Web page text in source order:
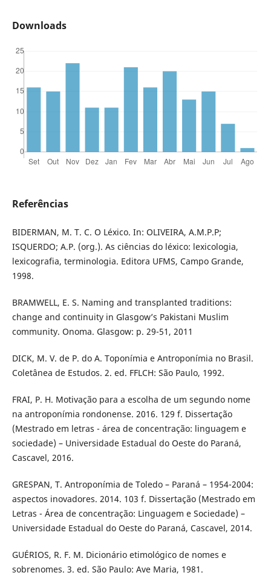
Downloads
Referências
BIDERMAN, M. T. C. O Léxico. In: OLIVEIRA, A.M.P.P;
ISQUERDO; A.P. (org.). As ciências do léxico: lexicologia,
lexicografia, terminologia. Editora UFMS, Campo Grande,
1998.
BRAMWELL, E. S. Naming and transplanted traditions:
change and continuity in Glasgow’s Pakistani Muslim
community. Onoma. Glasgow: p. 29-51, 2011
DICK, M. V. de P. do A. Toponímia e Antroponímia no Brasil.
Coletânea de Estudos. 2. ed. FFLCH: São Paulo, 1992.
FRAI, P. H. Motivação para a escolha de um segundo nome
na antroponímia rondonense. 2016. 129 f. Dissertação
(Mestrado em letras - área de concentração: linguagem e
sociedade) – Universidade Estadual do Oeste do Paraná,
Cascavel, 2016.
GRESPAN, T. Antroponímia de Toledo – Paraná – 1954-2004:
aspectos inovadores. 2014. 103 f. Dissertação (Mestrado em
Letras - Área de concentração: Linguagem e Sociedade) –
Universidade Estadual do Oeste do Paraná, Cascavel, 2014.
GUÉRIOS, R. F. M. Dicionário etimológico de nomes e
sobrenomes. 3. ed. São Paulo: Ave Maria, 1981.